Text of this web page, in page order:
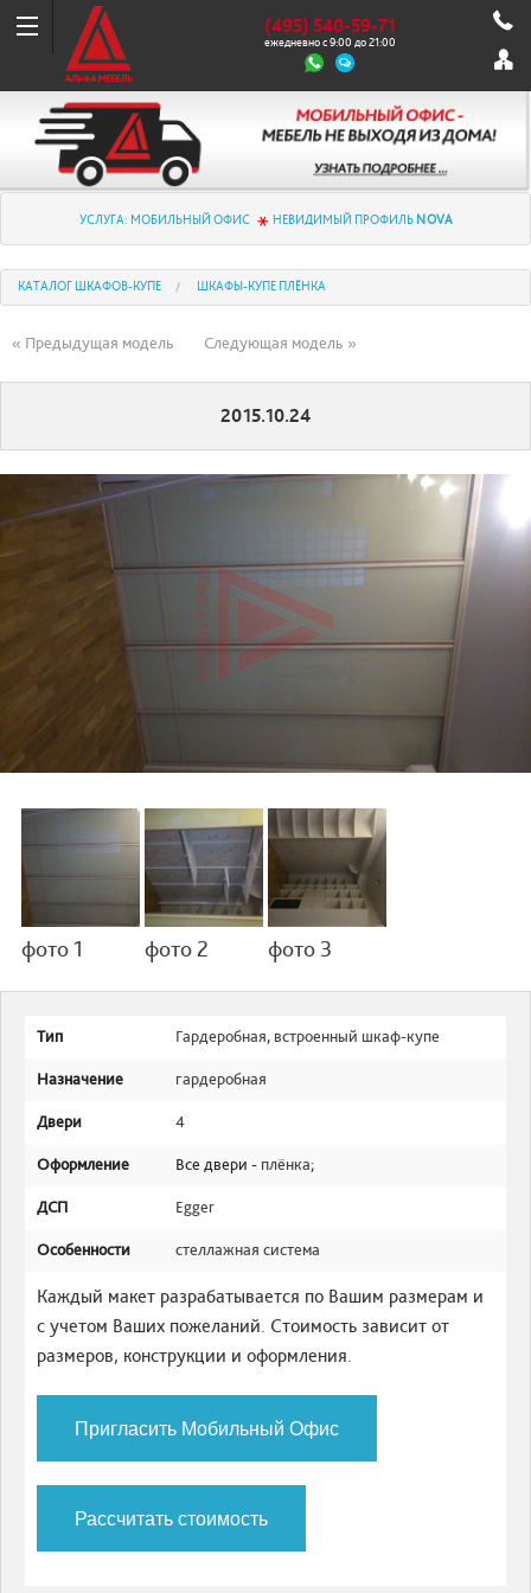
(495) 540-59-71
ежедневно с 9:00 до 21:00
УСЛУГА: МОБИЛЬНЫЙ ОФИС НЕВИДИМЫЙ ПРОФИЛЬ NOVA
КАТАЛОГ ШКАФОВ-КУПЕ ШКАФЫ-КУПЕ ПЛЁНКА
« Предыдущая модель Следующая модель »
2015.10.24
фото 1 фото 2 фото 3
Тип Гардеробная, встроенный шкаф-купе
Назначение гардеробная
Двери 4
Оформление Все двери - плёнка;
ДСП Egger
Особенности стеллажная система
Каждый макет разрабатывается по Вашим размерам и
с учетом Ваших пожеланий. Стоимость зависит от
размеров, конструкции и оформления.
Пригласить Мобильный Офис
Рассчитать стоимость